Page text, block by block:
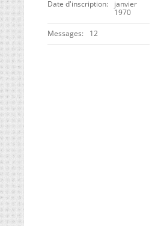
Date d'inscription
janvier
1970
Messages 12